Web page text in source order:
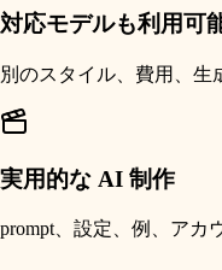
対応モデルも利用可
別のスタイル、費用、生
実用的な AI 制作
prompt、設定、例、アカ